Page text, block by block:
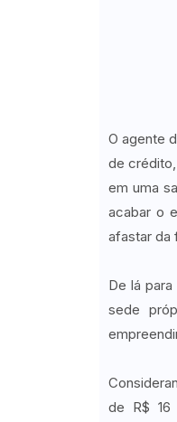
O agente
de
em uma
acabar o
afastar da
De lá
sede
de R$ 16